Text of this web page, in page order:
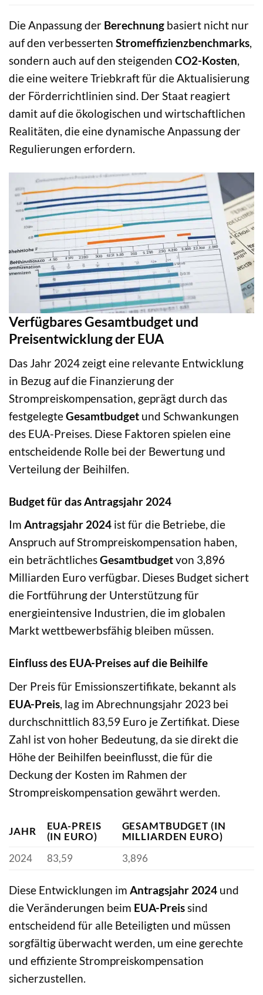
Die Anpassung der Berechnung basiert nicht nur
auf den verbesserten Stromeffizienzbenchmarks,
sondern auch auf den steigenden CO2-Kosten,
die eine weitere Triebkraft für die Aktualisierung
der Förderrichtlinien sind. Der Staat reagiert
damit auf die ökologischen und wirtschaftlichen
Realitäten, die eine dynamische Anpassung der
Regulierungen erfordern.
Verfügbares Gesamtbudget und
Preisentwicklung der EUA
Das Jahr 2024 zeigt eine relevante Entwicklung
in Bezug auf die Finanzierung der
Strompreiskompensation, geprägt durch das
festgelegteGesamtbudget und Schwankungen
des EUA-Preises. Diese Faktoren spielen eine
entscheidende Rolle bei der Bewertung und
Verteilung der Beihilfen.
Budget für das Antragsjahr 2024
Im Antragsjahr 2024 ist für die Betriebe, die
Anspruch auf Strompreiskompensation haben,
ein beträchtlichesGesamtbudgetvon 3,896
Milliarden Euro verfügbar. Dieses Budget sichert
die Fortführung der Unterstützung für
energieintensive Industrien, die im globalen
Markt wettbewerbsfähig bleiben müssen.
Einfluss des EUA-Preises auf die Beihilfe
Der Preis für Emissionszertifikate, bekannt als
EUA-Preis, lag im Abrechnungsjahr 2023 bei
durchschnittlich 83,59 Euro je Zertifikat. Diese
Zahl ist von hoher Bedeutung, da sie direkt die
Höhe der Beihilfen beeinflusst, die für die
Deckung der Kosten im Rahmen der
Strompreiskompensation gewährt werden.
JAHR
EUA-PREIS
(IN EURO)
GESAMTBUDGET (IN
MILLIARDEN EURO)
2024
83,59 3,896
Diese Entwicklungen im Antragsjahr 2024 und
die Veränderungen beim EUA-Preissind
entscheidend für alle Beteiligten und müssen
sorgfältig überwacht werden, um eine gerechte
und effiziente Strompreiskompensation
sicherzustellen.